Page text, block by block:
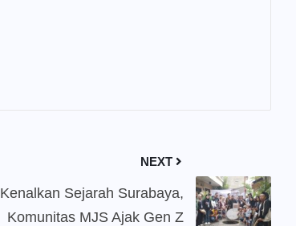
NEXT
Kenalkan Sejarah Surabaya,
Komunitas MJS Ajak Gen Z